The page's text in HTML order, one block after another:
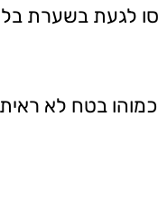
לגעת בשערת
בטח לא ראית,